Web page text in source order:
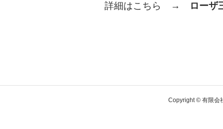
詳細はこちら → ロー
Copyright © 有限会